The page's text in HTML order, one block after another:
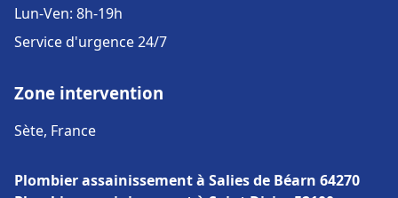
Lun-Ven: 8h-19h
Service d'urgence 24/7
Zone intervention
Sète, France
Plombier assainissement à Salies de Béarn 64270